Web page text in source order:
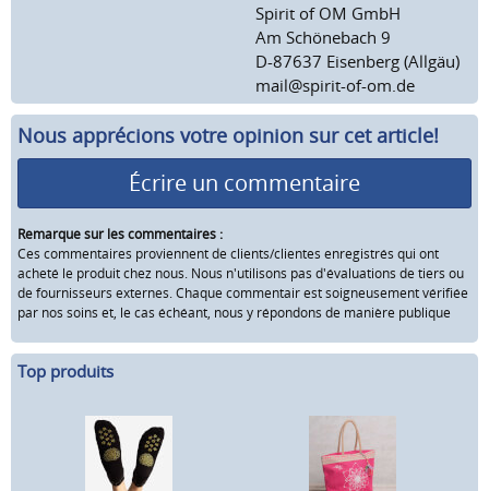
Spirit of OM GmbH
Am Schönebach 9
D-87637 Eisenberg (Allgäu)
mail@spirit-of-om.de
Nous apprécions votre opinion sur cet article!
Écrire un commentaire
Remarque sur les commentaires :
Ces commentaires proviennent de clients/clientes enregistrés qui ont
acheté le produit chez nous. Nous n'utilisons pas d'évaluations de tiers ou
de fournisseurs externes. Chaque commentair est soigneusement vérifiée
par nos soins et, le cas échéant, nous y répondons de manière publique
Top produits